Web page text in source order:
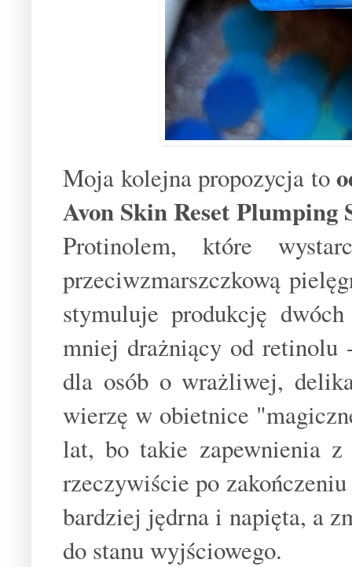
Moja kolejna propozycja to
Avon Skin Reset Plumping
Protinolem, które
przeciwzmarszczkową
stymuluje produkcję
mniej drażniący od retinolu
dla osób o wrażliwej,
wierzę w obietnice
lat, bo takie zapewnienia
rzeczywiście po
bardziej jędrna i napięta, a
do stanu wyjściowego.